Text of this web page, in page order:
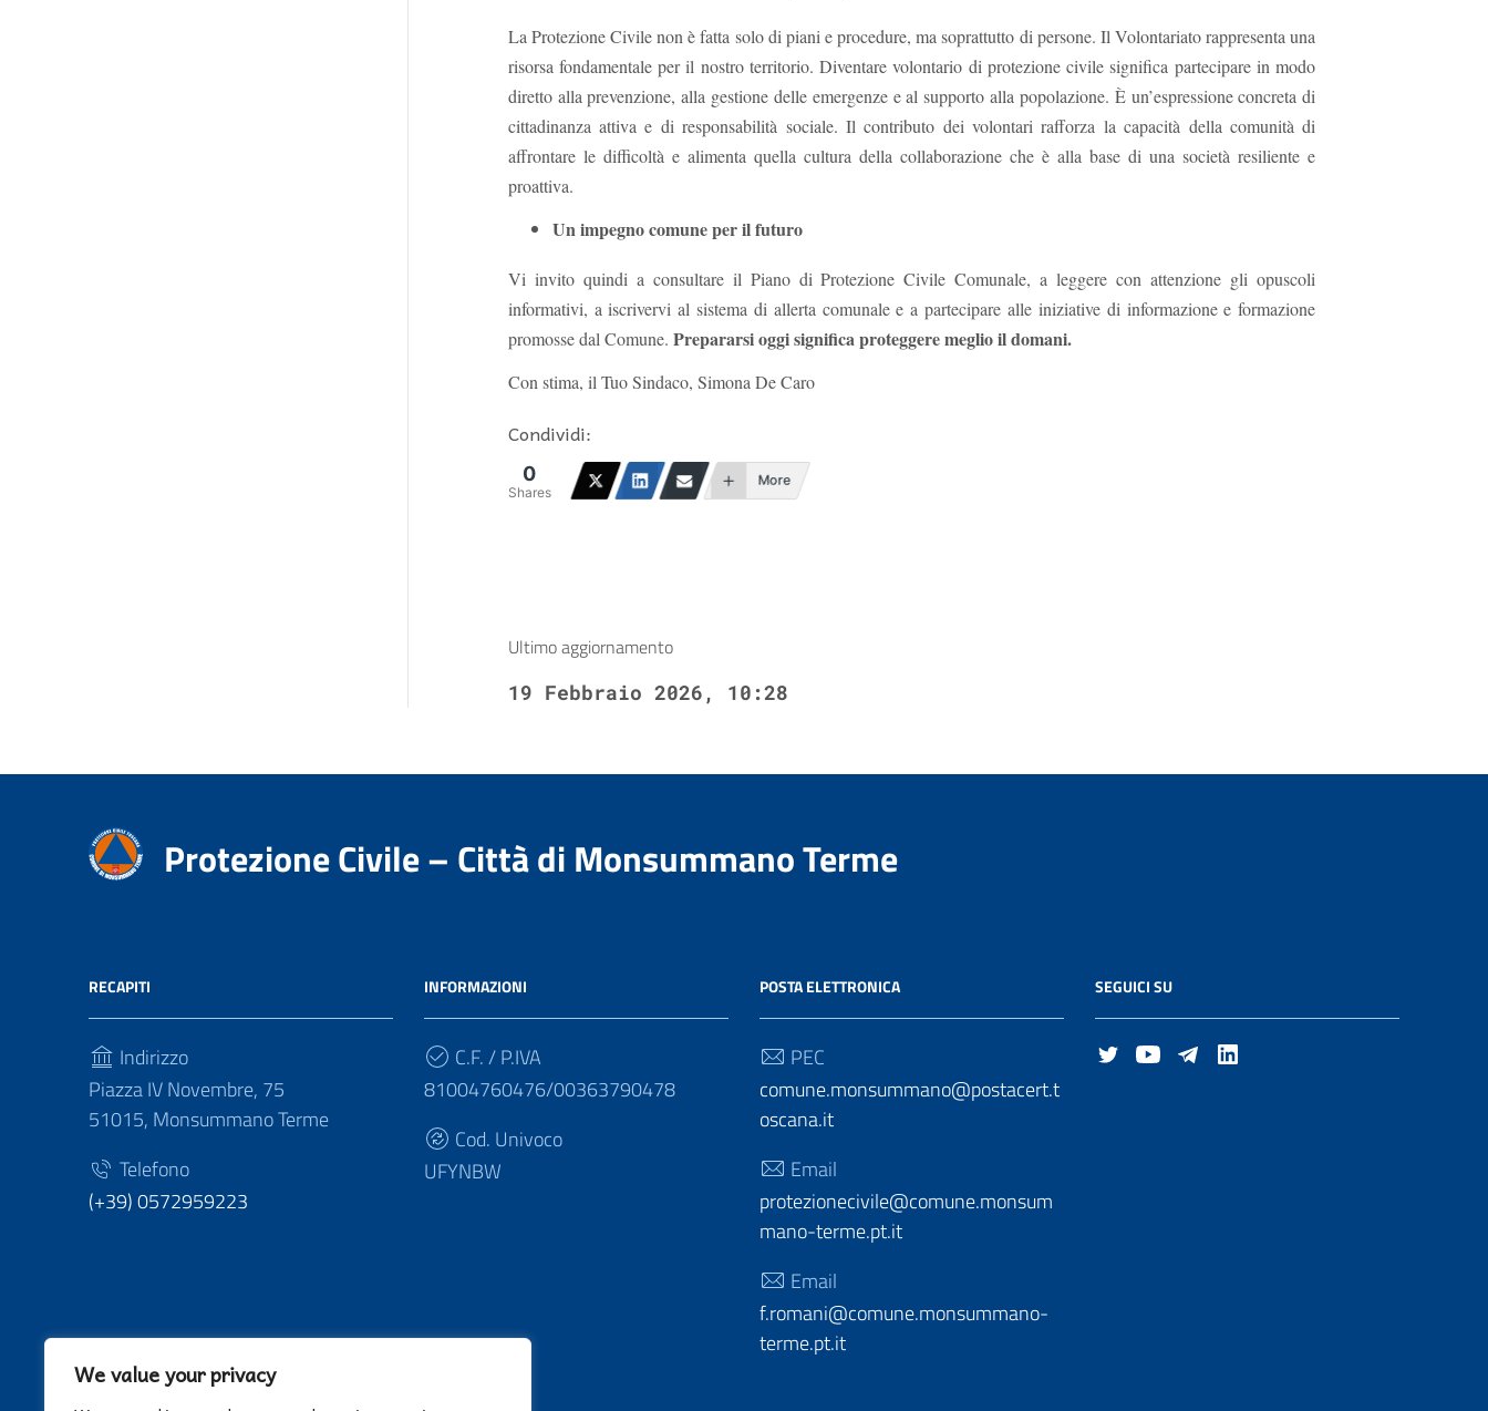
We value your privacy
La Protezione Civile non è fatta solo di piani e procedure, ma soprattutto di persone. Il Volontariato rappresenta una
risorsa fondamentale per il nostro territorio. Diventare volontario di protezione civile significa partecipare in modo
diretto alla prevenzione, alla gestione delle emergenze e al supporto alla popolazione. È un’espressione concreta di
cittadinanza attiva e di responsabilità sociale. Il contributo dei volontari rafforza la capacità della comunità di
affrontare le difficoltà e alimenta quella cultura della collaborazione che è alla base di una società resiliente e
proattiva.
Un impegno comune per il futuro
Vi invito quindi a consultare il Piano di Protezione Civile Comunale, a leggere con attenzione gli opuscoli
informativi, a iscrivervi al sistema di allerta comunale e a partecipare alle iniziative di informazione e formazione
promosse dal Comune. Prepararsi oggi significa proteggere meglio il domani.
Con stima, il Tuo Sindaco, Simona De Caro
Condividi:
0
Shares
More
Ultimo aggiornamento
19 Febbraio 2026, 10:28
Protezione Civile – Città di Monsummano Terme
RECAPITI
Indirizzo
Piazza IV Novembre, 75
51015, Monsummano Terme
Telefono
(+39) 0572959223
INFORMAZIONI
C.F. / P.IVA
81004760476/00363790478
Cod. Univoco
UFYNBW
POSTA ELETTRONICA
PEC
comune.monsummano@postacert.t
oscana.it
Email
protezionecivile@comune.monsum
mano-terme.pt.it
Email
f.romani@comune.monsummano-
terme.pt.it
SEGUICI SU